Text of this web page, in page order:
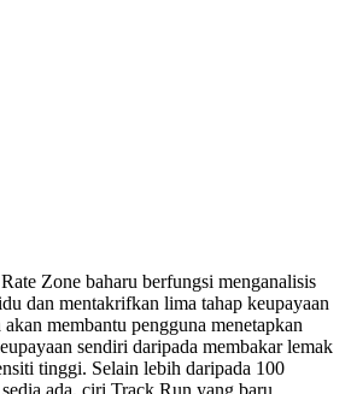
Zone baharu berfungsi menganalisis
dan mentakrifkan lima tahap keupayaan
membantu pengguna menetapkan
sendiri daripada membakar lemak
tinggi. Selain lebih daripada 100